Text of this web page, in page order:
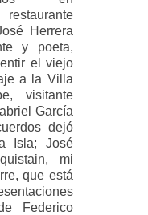
Herrera
y poeta,
el viejo
a la Villa
visitante
García
dejó
Isla; José
mi
que está
Federico